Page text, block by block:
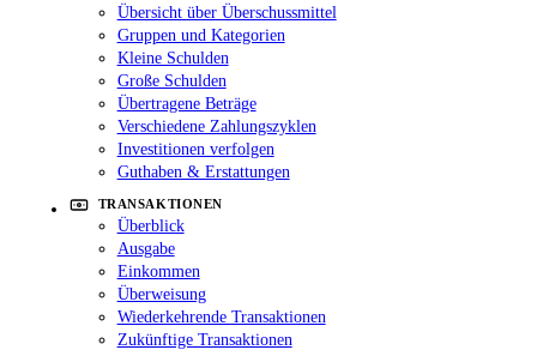
Übersicht über Überschussmittel
Gruppen und Kategorien
Kleine Schulden
Große Schulden
Übertragene Beträge
Verschiedene Zahlungszyklen
Investitionen verfolgen
Guthaben & Erstattungen
TRANSAKTIONEN
Überblick
Ausgabe
Einkommen
Überweisung
Wiederkehrende Transaktionen
Zukünftige Transaktionen